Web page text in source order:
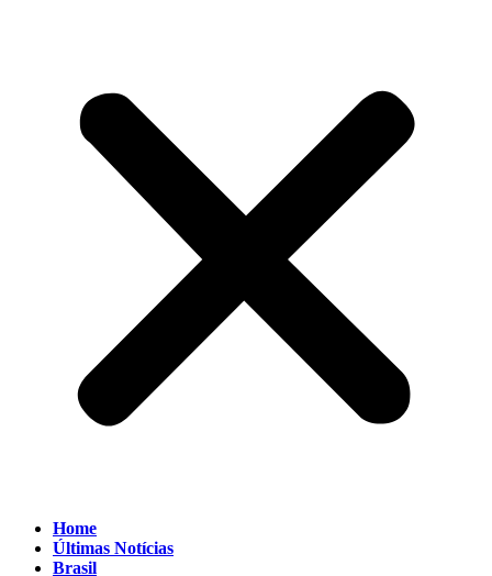
Home
Últimas Notícias
Brasil